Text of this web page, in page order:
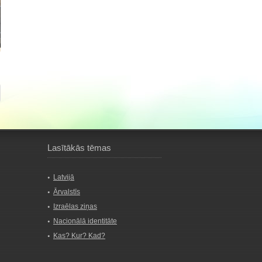
Lasītākās tēmas
Latvijā
Ārvalstīs
Izraēlas ziņas
Nacionālā identitāte
Kas? Kur? Kad?